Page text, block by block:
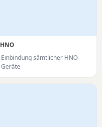
HNO
Einbindung sämtlicher HNO-
Geräte